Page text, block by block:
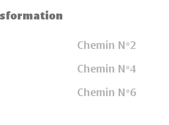
Chemin N°2
Chemin N°4
Chemin N°6